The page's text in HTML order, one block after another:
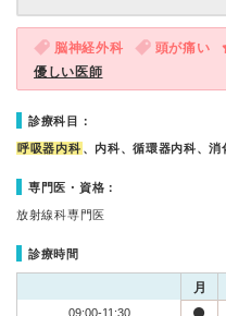
脳神経外科 頭が痛い
優しい医師
診療科目：
呼吸器内科 、内科、循環器内科、
専門医・資格：
放射線科専門医
診療時間
月
09:00-11:30